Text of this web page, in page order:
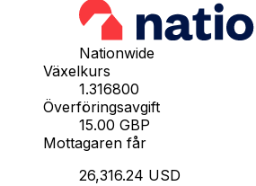
Nationwide
Växelkurs
1.316800
Överföringsavgift
15.00 GBP
Mottagaren får
26,316.24 USD